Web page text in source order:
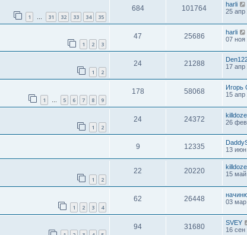
1 … 31 32 33 34 35
684 101764
harli
25 апр
1 2 3
47 25686
harli
07 ноя
1 2
24 21288
17 апр
1 … 5 6 7 8 9
178 58068
Игорь
15 апр
1 2
24 24372
26
9 12335
13
1 2
22 20220
15
1 2 3 4
62 26448
03 мар
94 31680
SVEY
16 сен